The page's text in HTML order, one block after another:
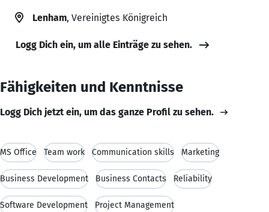
Lenham, Vereinigtes Königreich
Logg Dich ein, um alle Einträge zu sehen.
Fähigkeiten und Kenntnisse
Logg Dich jetzt ein, um das ganze Profil zu sehen.
MS Office Team work Communication skills Marketing
Business Development Business Contacts Reliability
Software Development Project Management